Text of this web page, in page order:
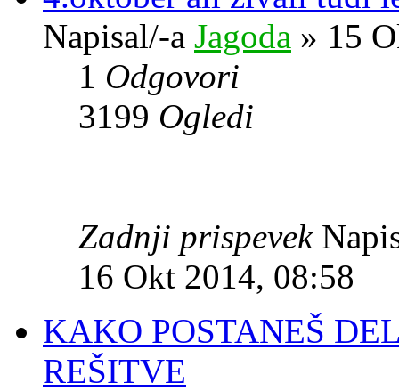
Napisal/-a Jagoda » 15
1 Odgovori
3199 Ogledi
Zadnji prispevek
16 Okt 2014, 08:58
KAKO POSTANEŠ
REŠITVE